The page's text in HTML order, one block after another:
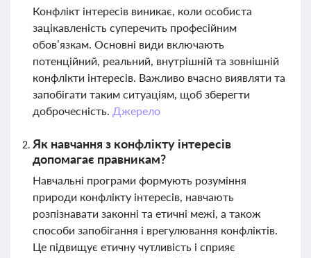
Конфлікт інтересів виникає, коли особиста
зацікавленість суперечить професійним
обов’язкам. Основні види включають
потенційний, реальний, внутрішній та зовнішній
конфлікти інтересів. Важливо вчасно виявляти та
запобігати таким ситуаціям, щоб зберегти
доброчесність. Джерело
Як навчання з конфлікту інтересів
допомагає правникам?
Навчальні програми формують розуміння
природи конфлікту інтересів, навчають
розпізнавати законні та етичні межі, а також
способи запобігання і врегулювання конфліктів.
Це підвищує етичну чутливість і сприяє